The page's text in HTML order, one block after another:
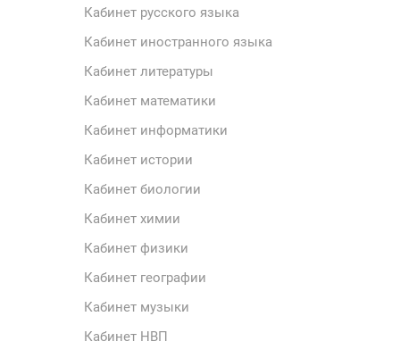
Кабинет русского языка
Кабинет иностранного языка
Кабинет литературы
Кабинет математики
Кабинет информатики
Кабинет истории
Кабинет биологии
Кабинет химии
Кабинет физики
Кабинет географии
Кабинет музыки
Кабинет НВП